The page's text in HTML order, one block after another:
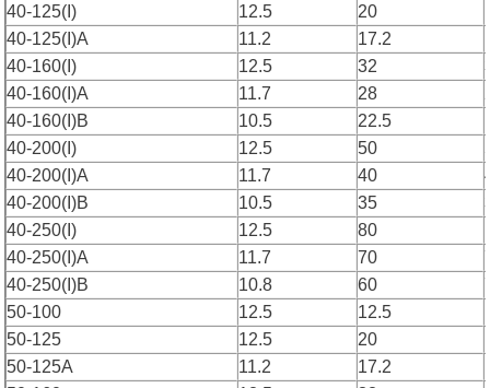
40-125(I)
12.5 20
40-125(I)A
11.2 17.2
40-160(I)
12.5 32
40-160(I)A
11.7 28
40-160(I)B
10.5 22.5
40-200(I)
12.5 50
40-200(I)A
11.7 40
40-200(I)B
10.5 35
40-250(I)
12.5 80
40-250(I)A
11.7 70
40-250(I)B
10.8 60
50-100
12.5 12.5
50-125
12.5 20
50-125A
11.2 17.2